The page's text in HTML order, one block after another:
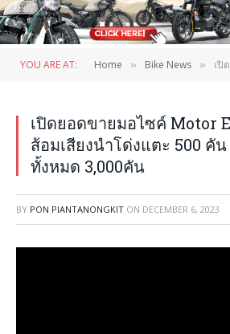
YOU ARE AT: Home » Bike News » เปิดยอดข
เปิดยอดขายมอไซค์ Motor
ส้อมเสียงนำโด่งแตะ 500 คั
ทั้งหมด 3,000คัน
BY PON PIANTANONGKIT ON DECEMBER 6, 2023